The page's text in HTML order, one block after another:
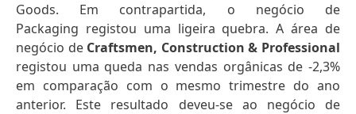
Goods. Em contrapartida, o negócio de
Packaging registou uma ligeira quebra. A área de
negócio de Craftsmen, Construction & Professional
registou uma queda nas vendas orgânicas de -2,3%
em comparação com o mesmo trimestre do ano
anterior. Este resultado deveu-se ao negócio de